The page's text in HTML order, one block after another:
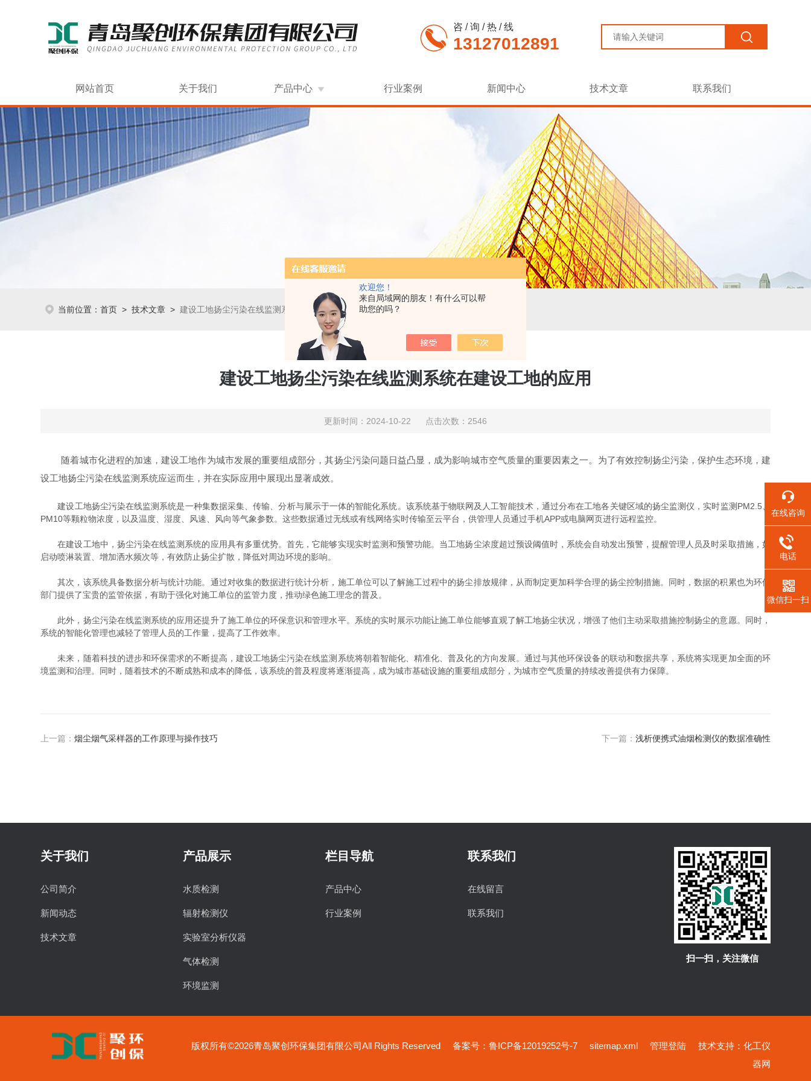
欢迎您！
来自局域网的朋友！有什么可以帮
助您的吗？
咨 / 询 / 热 / 线
13127012891
网站首页 关于我们 产品中心 行业案例 新闻中心 技术文章 联系我们
当前位置： 首页 > 技术文章 > 建设工地扬尘污染在线监测系统在建设工地的应用
建设工地扬尘污染在线监测系统在建设工地的应用
更新时间：2024-10-22 点击次数：2546
随着城市化进程的加速，建设工地作为城市发展的重要组成部分，其扬尘污染问题日益凸显，成为影响城市空气质量的重要因素之一。为了有效控制扬尘污染，保护生态环境，建
设工地扬尘污染在线监测系统应运而生，并在实际应用中展现出显著成效。
建设工地扬尘污染在线监测系统是一种集数据采集、传输、分析与展示于一体的智能化系统。该系统基于物联网及人工智能技术，通过分布在工地各关键区域的扬尘监测仪，实时监测PM2.5、
PM10等颗粒物浓度，以及温度、湿度、风速、风向等气象参数。这些数据通过无线或有线网络实时传输至云平台，供管理人员通过手机APP或电脑网页进行远程监控。
在建设工地中，扬尘污染在线监测系统的应用具有多重优势。首先，它能够实现实时监测和预警功能。当工地扬尘浓度超过预设阈值时，系统会自动发出预警，提醒管理人员及时采取措施，如
启动喷淋装置、增加洒水频次等，有效防止扬尘扩散，降低对周边环境的影响。
其次，该系统具备数据分析与统计功能。通过对收集的数据进行统计分析，施工单位可以了解施工过程中的扬尘排放规律，从而制定更加科学合理的扬尘控制措施。同时，数据的积累也为环保
部门提供了宝贵的监管依据，有助于强化对施工单位的监管力度，推动绿色施工理念的普及。
此外，扬尘污染在线监测系统的应用还提升了施工单位的环保意识和管理水平。系统的实时展示功能让施工单位能够直观了解工地扬尘状况，增强了他们主动采取措施控制扬尘的意愿。同时，
系统的智能化管理也减轻了管理人员的工作量，提高了工作效率。
未来，随着科技的进步和环保需求的不断提高，建设工地扬尘污染在线监测系统将朝着智能化、精准化、普及化的方向发展。通过与其他环保设备的联动和数据共享，系统将实现更加全面的环
境监测和治理。同时，随着技术的不断成熟和成本的降低，该系统的普及程度将逐渐提高，成为城市基础设施的重要组成部分，为城市空气质量的持续改善提供有力保障。
上一篇：烟尘烟气采样器的工作原理与操作技巧 下一篇： 浅析便携式油烟检测仪的数据准确性
关于我们
公司简介
新闻动态
技术文章
产品展示
水质检测
辐射检测仪
实验室分析仪器
气体检测
环境监测
栏目导航
产品中心
行业案例
联系我们
在线留言
联系我们
扫一扫，关注微信
版权所有©2026青岛聚创环保集团有限公司All Rights Reserved 备案号：鲁ICP备12019252号-7 sitemap.xml 管理登陆技术支持： 化工仪
器网
在线咨询
电话
微信扫一扫